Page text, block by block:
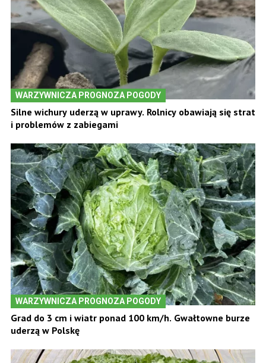
WARZYWNICZA PROGNOZA POGODY
Silne wichury uderzą w uprawy. Rolnicy obawiają się strat
i problemów z zabiegami
WARZYWNICZA PROGNOZA POGODY
Grad do 3 cm i wiatr ponad 100 km/h. Gwałtowne burze
uderzą w Polskę